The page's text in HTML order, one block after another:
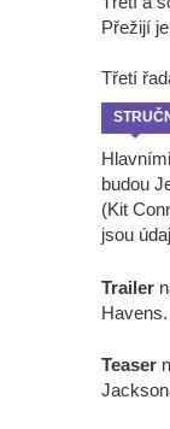
Přežijí
Třetí
budou
(Kit
jsou
Trailer
Havens.
Teaser